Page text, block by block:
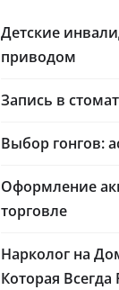
Детские
приводом
Запись в
Выбор гонгов:
Оформление
торговле
Нарколог на
Которая